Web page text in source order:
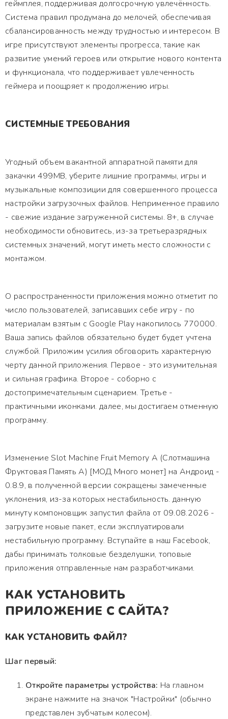
геймплея, поддерживая долгосрочную увлечённость.
Система правил продумана до мелочей, обеспечивая
сбалансированность между трудностью и интересом. В
игре присутствуют элементы прогресса, такие как
развитие умений героев или открытие нового контента
и функционала, что поддерживает увлеченность
геймера и поощряет к продолжению игры.
СИСТЕМНЫЕ ТРЕБОВАНИЯ
Угодный объем вакантной аппаратной памяти для
закачки 499MB, уберите лишние программы, игры и
музыкальные композиции для совершенного процесса
настройки загрузочных файлов. Неприменное правило
- свежие издание загруженной системы. 8+, в случае
необходимости обновитесь, из-за третьеразрядных
системных значений, могут иметь место сложности с
монтажом.
О распространенности приложения можно отметит по
число пользователей, записавших себе игру - по
материалам взятым с Google Play накопилось 770000.
Ваша запись файлов обязательно будет будет учтена
службой. Приложим усилия обговорить характерную
черту данной приложения. Первое - это изумительная
и сильная графика. Второе - соборно с
достопримечательным сценарием. Третье -
практичными иконками. далее, мы достигаем отменную
программу.
Изменение Slot Machine Fruit Memory A (Слотмашина
Фруктовая Память А) [МОД Много монет] на Андроид -
0.8.9, в полученной версии сокращены замеченные
уклонения, из-за которых нестабильность. данную
минуту компоновщик запустил файла от 09.08.2026 -
загрузите новые пакет, если эксплуатировали
нестабильную программу. Вступайте в наш Facebook,
дабы принимать толковые безделушки, топовые
приложения отправленные нам разработчиками.
КАК УСТАНОВИТЬ
ПРИЛОЖЕНИЕ С САЙТА?
КАК УСТАНОВИТЬ ФАЙЛ?
Шаг первый:
Откройте параметры устройства: На главном
экране нажмите на значок "Настройки" (обычно
представлен зубчатым колесом).